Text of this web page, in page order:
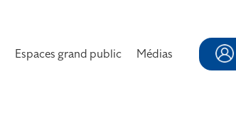
Espaces grand public Médias